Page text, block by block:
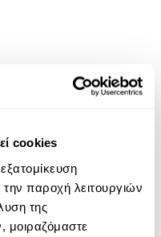
cookies
παροχή λειτουργιών
της
μοιραζόμαστε